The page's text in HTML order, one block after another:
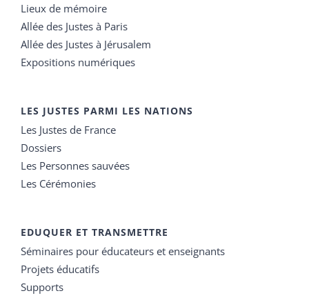
Lieux de mémoire
Allée des Justes à Paris
Allée des Justes à Jérusalem
Expositions numériques
LES JUSTES PARMI LES NATIONS
Les Justes de France
Dossiers
Les Personnes sauvées
Les Cérémonies
EDUQUER ET TRANSMETTRE
Séminaires pour éducateurs et enseignants
Projets éducatifs
Supports